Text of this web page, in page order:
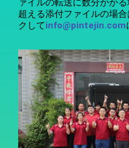
ァイルの転送に数分かか
超える添付ファイルの場
クしてinfo@pintejin.com